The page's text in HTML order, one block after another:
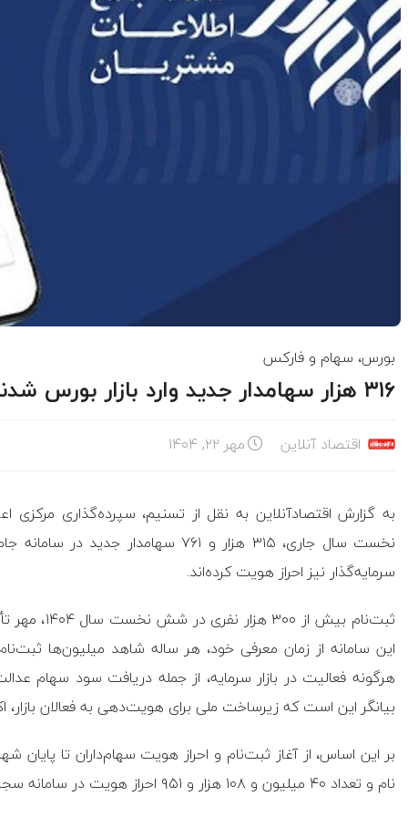
بورس، سهام و فارکس
۳۱۶ هزار سهامدار جدید وارد بازار بورس شدند
اقتصاد آنلاین مهر ۲۲, ۱۴۰۴
به گزارش اقتصادآنلاین به نقل از تسنیم، سپرده‌گذاری
سرمایه‌گذار نیز احراز هویت کرده‌اند.
ثبت‌نام بیش
این سامانه از زمان معرفی خود، هر ساله شاهد میلیون‌ها
هرگونه فعالیت در بازار سرمایه، از جمله دریافت سود سهام
بیانگر این است که زیرساخت ملی برای هویت‌دهی به فعالان
نام و تعداد ۴۰ میلیون و ۱۰۸ هزار و ۹۵۱ احراز هویت در سامانه سجام توسط سپرده‌گذاری مرکزی صورت گرفته است.